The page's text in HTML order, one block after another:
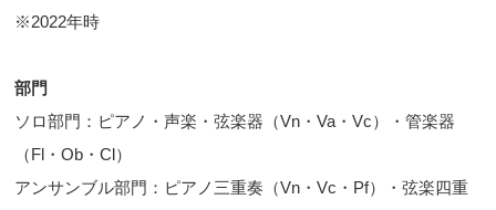
※2022年時
部門
ソロ部門：ピアノ・声楽・弦楽器（Vn・Va・Vc）・管楽器
（Fl・Ob・Cl）
アンサンブル部門：ピアノ三重奏（Vn・Vc・Pf）・弦楽四重